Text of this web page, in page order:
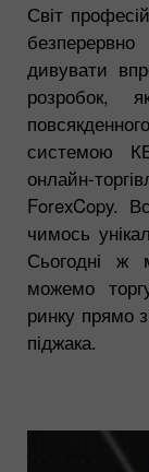
Світ
дивувати
розробок,
системою
онлайн-
ForexCopy.
чимось
Сьогодні ж
можемо
ринку прямо
піджака.